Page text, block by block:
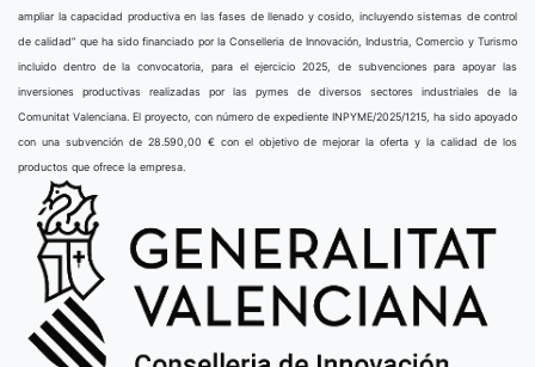
ampliar la capacidad productiva en las fases de llenado y cosido, incluyendo sistemas de control
de calidad” que ha sido financiado por la Conselleria de Innovación, Industria, Comercio y Turismo
incluido dentro de la convocatoria, para el ejercicio 2025, de subvenciones para apoyar las
inversiones productivas realizadas por las pymes de diversos sectores industriales de la
Comunitat Valenciana. El proyecto, con número de expediente INPYME/2025/1215, ha sido apoyado
con una subvención de 28.590,00 € con el objetivo de mejorar la oferta y la calidad de los
productos que ofrece la empresa.